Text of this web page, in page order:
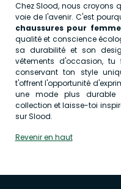
Chez Slood, nous croyons
voie de l'avenir. C'est
chaussures pour
qualité et conscience
sa durabilité et son
vêtements d'occasion,
conservant ton style
t'offrent l'opportunité
une mode plus durable
collection et laisse-toi
sur Slood.
Revenir en haut